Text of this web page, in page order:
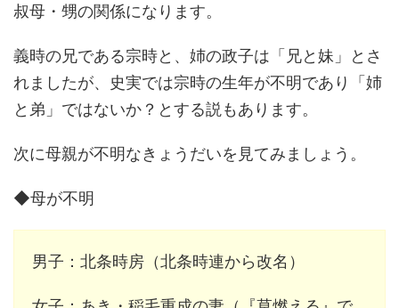
叔母・甥の関係になります。
義時の兄である宗時と、姉の政子は「兄と妹」とさ
れましたが、史実では宗時の生年が不明であり「姉
と弟」ではないか？とする説もあります。
次に母親が不明なきょうだいを見てみましょう。
◆母が不明
男子：北条時房（北条時連から改名）